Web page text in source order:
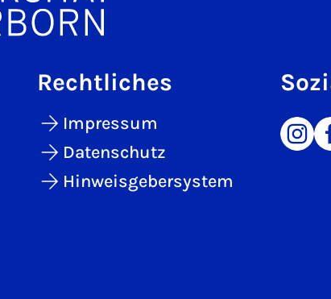
Rechtliches
Impressum
Datenschutz
Hinweisgebersystem